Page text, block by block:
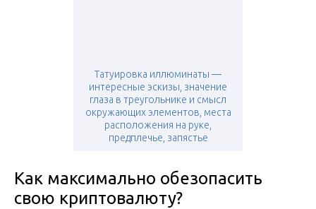
Татуировка иллюминаты —
интересные эскизы, значение
глаза в треугольнике и смысл
окружающих элементов, места
расположения на руке,
предплечье, запястье
Как максимально обезопасить
свою криптовалюту?